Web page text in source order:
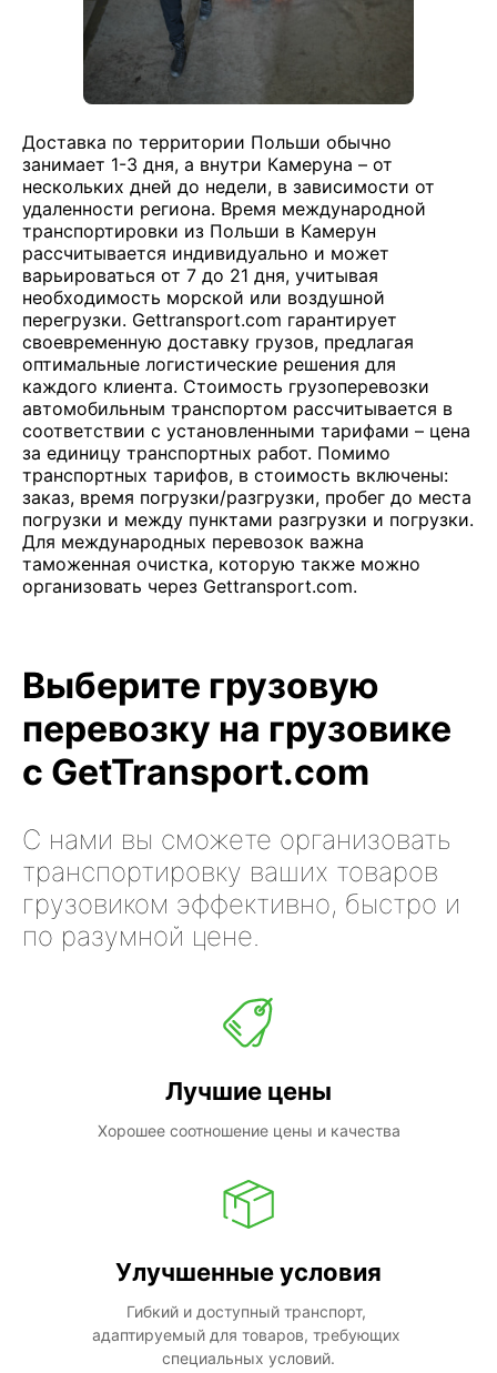
Доставка по территории Польши обычно
занимает 1-3 дня, а внутри Камеруна – от
нескольких дней до недели, в зависимости от
удаленности региона. Время международной
транспортировки из Польши в Камерун
рассчитывается индивидуально и может
варьироваться от 7 до 21 дня, учитывая
необходимость морской или воздушной
перегрузки. Gettransport.com гарантирует
своевременную доставку грузов, предлагая
оптимальные логистические решения для
каждого клиента. Стоимость грузоперевозки
автомобильным транспортом рассчитывается в
соответствии с установленными тарифами – цена
за единицу транспортных работ. Помимо
транспортных тарифов, в стоимость включены:
заказ, время погрузки/разгрузки, пробег до места
погрузки и между пунктами разгрузки и погрузки.
Для международных перевозок важна
таможенная очистка, которую также можно
организовать через Gettransport.com.
Выберите грузовую
перевозку на грузовике
с GetTransport.com
С нами вы сможете организовать
транспортировку ваших товаров
грузовиком эффективно, быстро и
по разумной цене.
Лучшие цены
Хорошее соотношение цены и качества
Улучшенные условия
Гибкий и доступный транспорт,
адаптируемый для товаров, требующих
специальных условий.